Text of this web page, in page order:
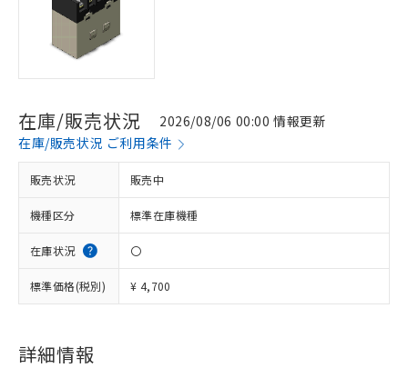
在庫/販売状況
2026/08/06 00:00 情報更新
在庫/販売状況 ご利用条件
販売状況 販売中
機種区分 標準在庫機種
在庫状況 〇
標準価格(税別) ¥ 4,700
詳細情報